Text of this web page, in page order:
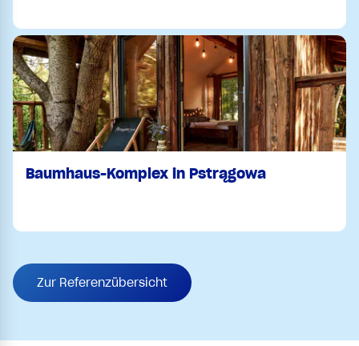
Baumhaus-Komplex in Pstrągowa
Zur Referenzübersicht